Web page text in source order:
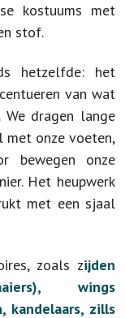
kostuums met
stof.
hetzelfde: het
van wat
dragen lange
met onze voeten,
bewegen onze
Het heupwerk
met een sjaal
zoals zijden
wings
kandelaars, zills